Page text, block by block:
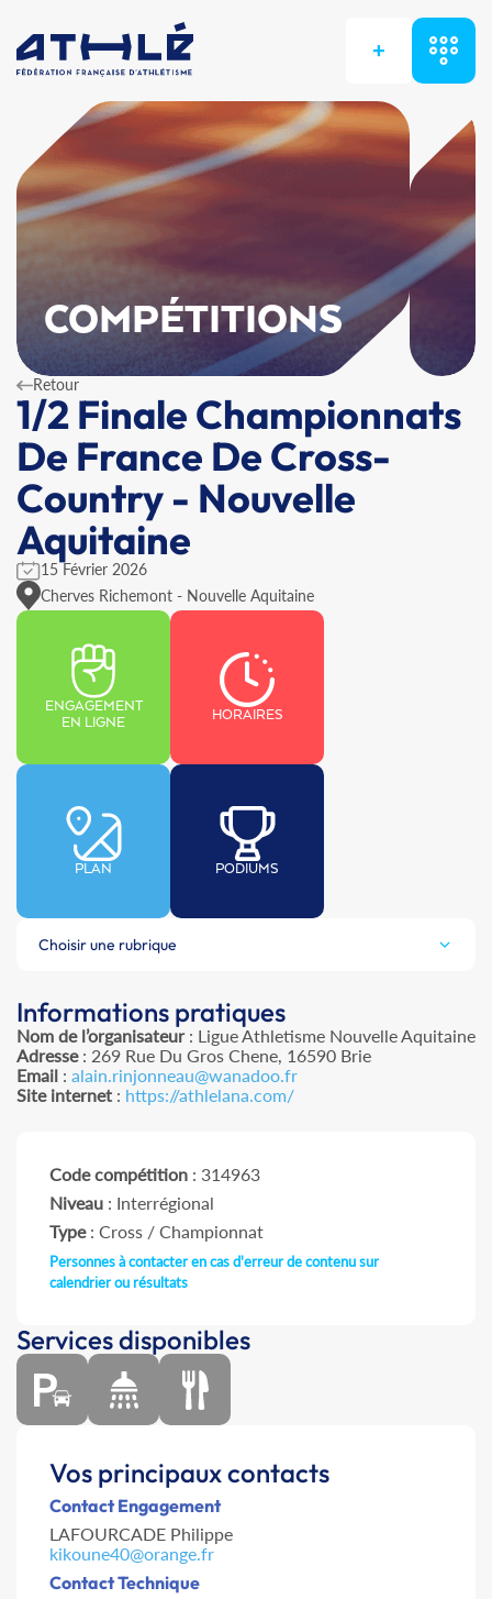
+
COMPÉTITIONS
Retour
1/2 Finale Championnats
De France De Cross-
Country - Nouvelle
Aquitaine
15 Février 2026
Cherves Richemont - Nouvelle Aquitaine
ENGAGEMENT
EN LIGNE
HORAIRES
PLAN PODIUMS
Choisir une rubrique
Informations pratiques
Nom de l’organisateur: Ligue Athletisme Nouvelle Aquitaine
Adresse: 269 Rue Du Gros Chene, 16590 Brie
Email : alain.rinjonneau@wanadoo.fr
Site internet : https://athlelana.com/
Code compétition : 314963
Niveau : Interrégional
Type: Cross / Championnat
Personnes à contacter en cas d'erreur de contenu sur
calendrier ou résultats
Services disponibles
Vos principaux contacts
Contact Engagement
LAFOURCADE Philippe
kikoune40@orange.fr
Contact Technique